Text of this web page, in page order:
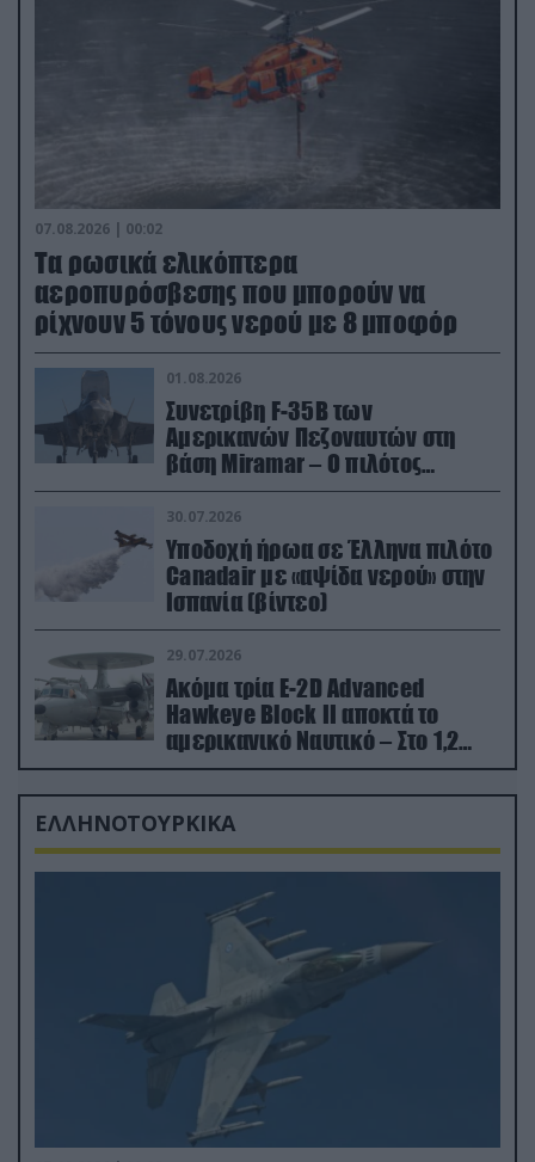
07.08.2026 | 00:02
Τα ρωσικά ελικόπτερα
αεροπυρόσβεσης που μπορούν να
ρίχνουν 5 τόνους νερού με 8 μποφόρ
01.08.2026
Συνετρίβη F-35B των
Αμερικανών Πεζοναυτών στη
βάση Miramar – Ο πιλότος
εκτινάχθηκε εγκαίρως
30.07.2026
Υποδοχή ήρωα σε Έλληνα πιλότο
Canadair με «αψίδα νερού» στην
Ισπανία (βίντεο)
29.07.2026
Ακόμα τρία E-2D Advanced
Hawkeye Block II αποκτά το
αμερικανικό Ναυτικό – Στο 1,2
δισ.δολάρια το κόστος
ΕΛΛΗΝΟΤΟΥΡΚΙΚΑ